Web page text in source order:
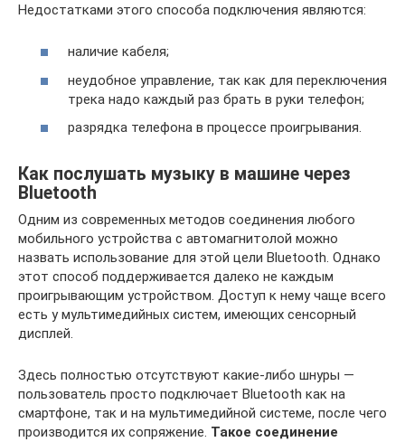
Недостатками этого способа подключения являются:
наличие кабеля;
неудобное управление, так как для переключения
трека надо каждый раз брать в руки телефон;
разрядка телефона в процессе проигрывания.
Как послушать музыку в машине через
Bluetooth
Одним из современных методов соединения любого
мобильного устройства с автомагнитолой можно
назвать использование для этой цели Bluetooth. Однако
этот способ поддерживается далеко не каждым
проигрывающим устройством. Доступ к нему чаще всего
есть у мультимедийных систем, имеющих сенсорный
дисплей.
Здесь полностью отсутствуют какие-либо шнуры —
пользователь просто подключает Bluetooth как на
смартфоне, так и на мультимедийной системе, после чего
производится их сопряжение. Такое соединение